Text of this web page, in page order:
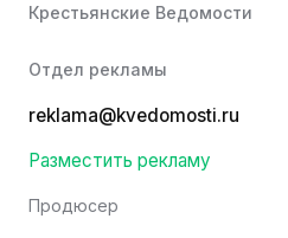
Крестьянские Ведомости
Отдел рекламы
reklama@kvedomosti.ru
Разместить рекламу
Продюсер